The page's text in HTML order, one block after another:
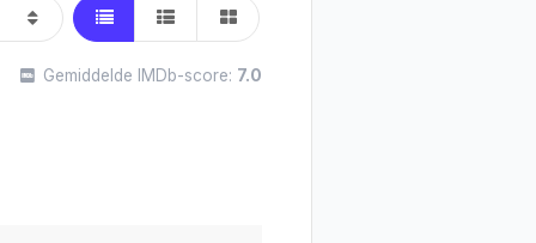
Gemiddelde IMDb-score: 7.0